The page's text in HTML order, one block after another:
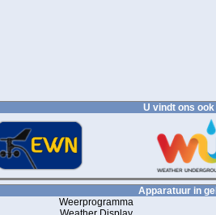
U vindt ons
Apparatuur in
Weerprogramma